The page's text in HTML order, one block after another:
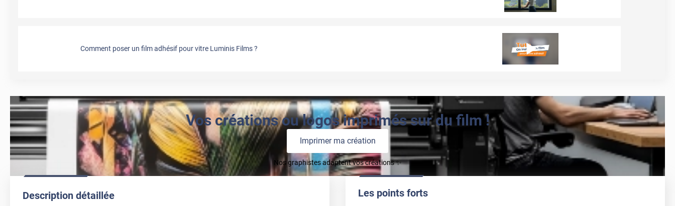
Comment poser un film adhésif pour vitre Luminis Films ?
Vos créations ou logos imprimés sur du film !
Imprimer ma création
Nos graphistes adaptent vos créations ✨
Description détaillée Les points forts